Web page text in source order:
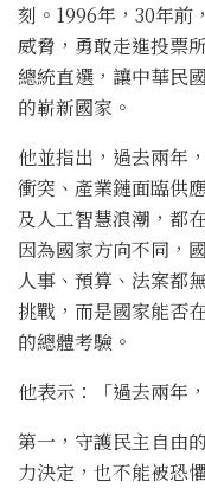
刻。1996年，30年前
威脅，勇敢走進投票
總統直選，讓中華民
的嶄新國家。
他並指出，過去兩年
衝突、產業鏈面臨供
及人工智慧浪潮，都
因為國家方向不同，
人事、預算、法案都
挑戰，而是國家能否
的總體考驗。
他表示：「過去兩年
第一，守護民主自由
力決定，也不能被恐